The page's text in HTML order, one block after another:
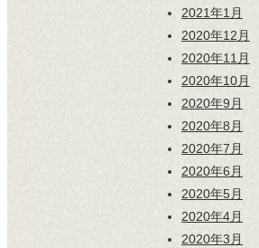
2021年1月
2020年12月
2020年11月
2020年10月
2020年9月
2020年8月
2020年7月
2020年6月
2020年5月
2020年4月
2020年3月